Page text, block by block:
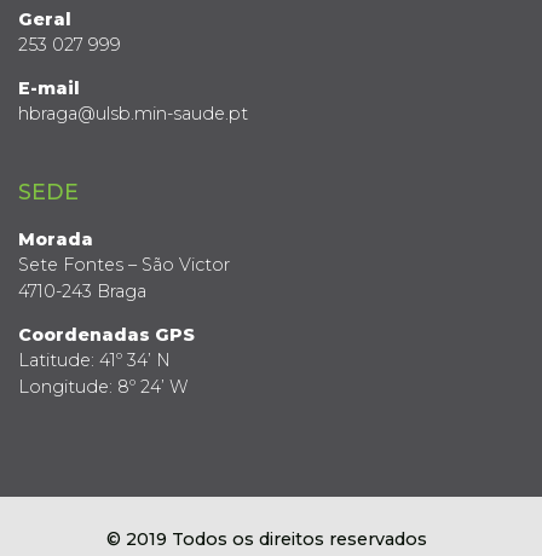
Geral
253 027 999
E-mail
hbraga@ulsb.min-saude.pt
SEDE
Morada
Sete Fontes – São Victor
4710-243 Braga
Coordenadas GPS
Latitude: 41º 34’ N
Longitude: 8º 24’ W
© 2019 Todos os direitos reservados